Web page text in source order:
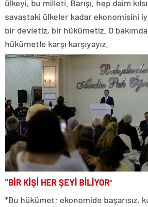
ülkeyi, bu milleti. Barışı, hep daim
savaştaki ülkeler kadar ekonomisini
bir devletiz, bir hükümetiz. O
hükümetle karşı karşıyayız.
“BİR KİŞİ HER ŞEYİ BİLİYOR”
*Bu hükümet; ekonomide başarısız,